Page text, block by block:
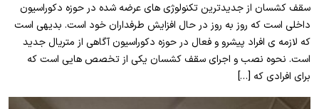
سقف کشسان از جدیدترین تکنولوژی های عرضه شده در حوزه دکوراسیون
داخلی است که روز به روز در حال افزایش طرفداران خود است. بدیهی است
که لازمه ی افراد پیشرو و فعال در حوزه دکوراسیون آگاهی از متریال جدید
است. نحوه نصب و اجرای سقف کشسان یکی از تخصص هایی است که
برای افرادی که […]